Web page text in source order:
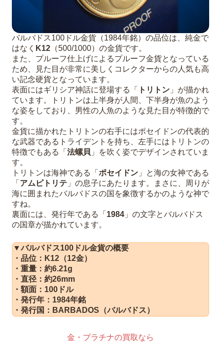
バルバドス100ドル金貨（1984年銘）の品位は、純金で
はなく K12 （500/1000）の金貨です。
また、プルーフ仕上げによるプルーフ金貨となっている
ため、見た目が非常に美しくコレクターからの人気も高
い記念硬貨となっています。
表面にはギリシア神話に登場する「
トリトン 」が描かれ
ています。トリトンは上半身が人間、下半身が魚のよう
な姿をしており、男性の人魚のような見た目が特徴的で
す。
金貨に描かれたトリトンの右手にはポセイドンの代表的
な武器であるトライデントを持ち、左手にはトリトンの
特徴でもある「 法螺貝 」を吹く姿でデザインされていま
す。
トリトンは海神である「 ポセイドン 」と海の女神である
「 アムピトリテ 」の息子にあたります。まさに、周りが
海に囲まれたバルバドスの国を象徴するかのような神で
すね。
裏面には、発行年である「 1984 」の文字とバルバドス
の国章が描かれています。
▼バルバドス100ドル金貨の概要
・品位：K12（12金）
・重量：約6.21g
・直径：約26mm
・額面：100ドル
・発行年：1984年銘
・発行国：BARBADOS（バルバドス）
金・プラチナの買取なら